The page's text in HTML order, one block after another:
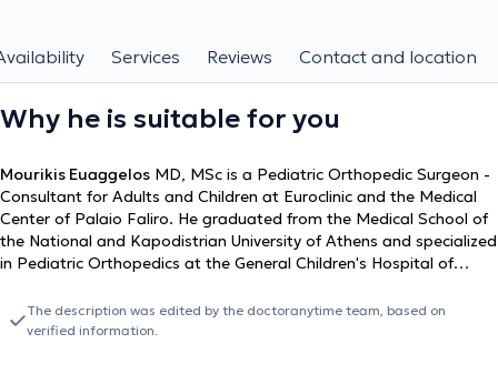
Services Reviews Contact and location
Why he is suitable for you
Mourikis Euaggelos MD, MSc is a Pediatric Orthopedic Surgeon -
Consultant for Adults and Children at Euroclinic and the Medical
Center of Palaio Faliro. He graduated from the Medical School of
the National and Kapodistrian University of Athens and specialized
in Pediatric Orthopedics at the General Children's Hospital of
(Scoliosis/Kyphosis). He has completed further training in
Musculoskeletal Ultrasound at Sonopedics UK (United Kingdom),
The description was edited by the doctoranytime team, based on
verified information.